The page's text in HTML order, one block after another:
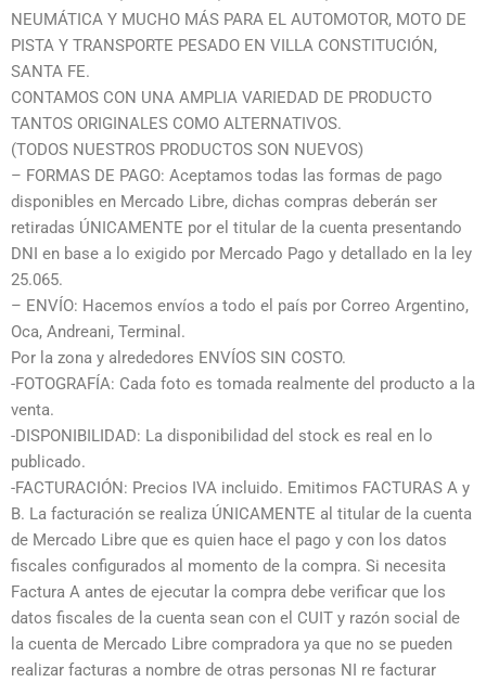
NEUMÁTICA Y MUCHO MÁS PARA EL AUTOMOTOR, MOTO DE
PISTA Y TRANSPORTE PESADO EN VILLA CONSTITUCIÓN,
SANTA FE.
CONTAMOS CON UNA AMPLIA VARIEDAD DE PRODUCTO
TANTOS ORIGINALES COMO ALTERNATIVOS.
(TODOS NUESTROS PRODUCTOS SON NUEVOS)
– FORMAS DE PAGO: Aceptamos todas las formas de pago
disponibles en Mercado Libre, dichas compras deberán ser
retiradas ÚNICAMENTE por el titular de la cuenta presentando
DNI en base a lo exigido por Mercado Pago y detallado en la ley
25.065.
– ENVÍO: Hacemos envíos a todo el país por Correo Argentino,
Oca, Andreani, Terminal.
Por la zona y alrededores ENVÍOS SIN COSTO.
-FOTOGRAFÍA: Cada foto es tomada realmente del producto a la
venta.
-DISPONIBILIDAD: La disponibilidad del stock es real en lo
publicado.
-FACTURACIÓN: Precios IVA incluido. Emitimos FACTURAS A y
B. La facturación se realiza ÚNICAMENTE al titular de la cuenta
de Mercado Libre que es quien hace el pago y con los datos
fiscales configurados al momento de la compra. Si necesita
Factura A antes de ejecutar la compra debe verificar que los
datos fiscales de la cuenta sean con el CUIT y razón social de
la cuenta de Mercado Libre compradora ya que no se pueden
realizar facturas a nombre de otras personas NI re facturar